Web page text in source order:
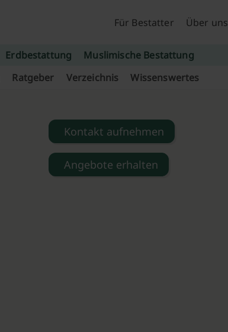
Für Bestatter
Über uns
Erdbestattung
Muslimische Bestattung
Ratgeber Verzeichnis Wissenswertes
Kontakt aufnehmen
Angebote erhalten